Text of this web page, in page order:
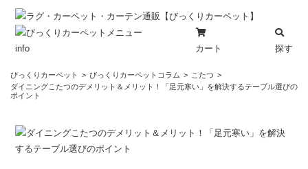
info カート 探す
びっくりカーペット びっくりカーペットコラム
こたつ
ダイニングこたつのデメリット＆メリット！「足元寒い」を解決するテーブル選びの
ポイント